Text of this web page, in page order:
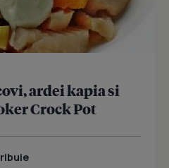
ardei kapia si
Crock Pot